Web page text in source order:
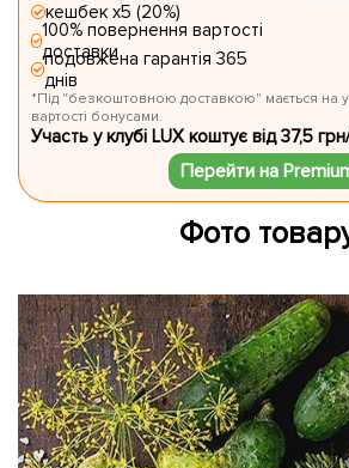
кешбек х5 (20%)
100% повернення вартості
доставки
подовжена гарантія 365
днів
*Під "безкоштовною доставкою" мається на
вартості бонусами.
Участь у клубі LUX коштує від 37,5
Перейти на
Фото